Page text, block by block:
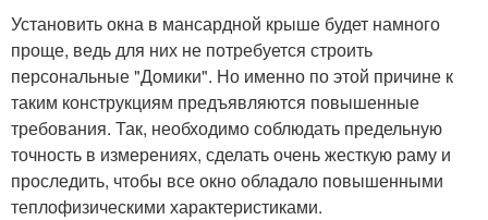
Установить окна в мансардной крыше будет намного
проще, ведь для них не потребуется строить
персональные "Домики". Но именно по этой причине к
таким конструкциям предъявляются повышенные
требования. Так, необходимо соблюдать предельную
точность в измерениях, сделать очень жесткую раму и
проследить, чтобы все окно обладало повышенными
теплофизическими характеристиками.